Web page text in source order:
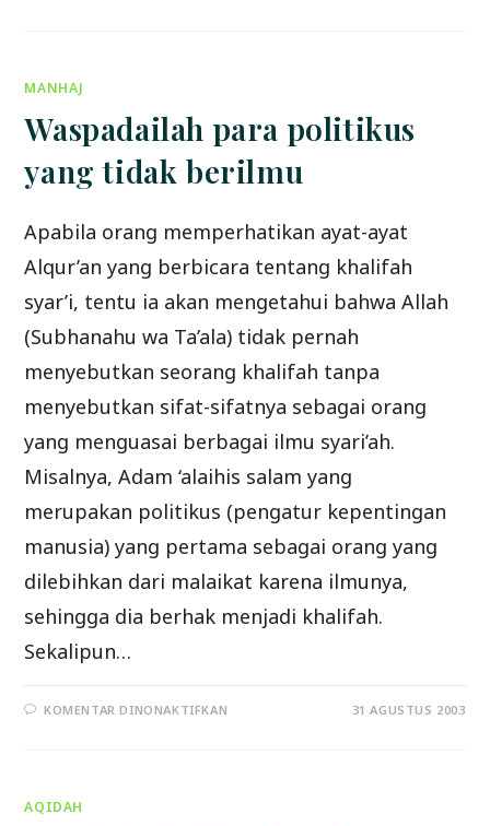
FIS
MANHAJ
Waspadailah para politikus
yang tidak berilmu
Apabila orang memperhatikan ayat-ayat
Alqur’an yang berbicara tentang khalifah
syar’i, tentu ia akan mengetahui bahwa Allah
(Subhanahu wa Ta’ala) tidak pernah
menyebutkan seorang khalifah tanpa
menyebutkan sifat-sifatnya sebagai orang
yang menguasai berbagai ilmu syari’ah.
Misalnya, Adam ‘alaihis salam yang
merupakan politikus (pengatur kepentingan
manusia) yang pertama sebagai orang yang
dilebihkan dari malaikat karena ilmunya,
sehingga dia berhak menjadi khalifah.
Sekalipun…
KOMENTAR DINONAKTIFKAN 31 AGUSTUS 2003
AQIDAH